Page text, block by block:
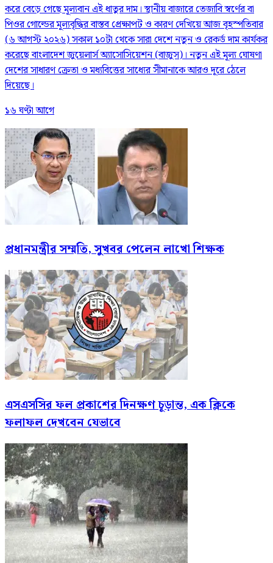
করে বেড়ে গেছে মূল্যবান এই ধাতুর দাম। স্থানীয় বাজারে তেজাবি স্বর্ণের বা
পিওর গোল্ডের মূল্যবৃদ্ধির বাস্তব প্রেক্ষাপট ও কারণ দেখিয়ে আজ বৃহস্পতিবার
(৬ আগস্ট ২০২৬) সকাল ১০টা থেকে সারা দেশে নতুন ও রেকর্ড দাম কার্যকর
করেছে বাংলাদেশ জুয়েলার্স অ্যাসোসিয়েশন (বাজুস)। নতুন এই মূল্য ঘোষণা
দেশের সাধারণ ক্রেতা ও মধ্যবিত্তের সাধ্যের সীমানাকে আরও দূরে ঠেলে
দিয়েছে।
১৬ ঘণ্টা আগে
প্রধানমন্ত্রীর সম্মতি, সুখবর পেলেন লাখো শিক্ষক
এসএসসির ফল প্রকাশের দিনক্ষণ চূড়ান্ত, এক ক্লিকে
ফলাফল দেখবেন যেভাবে